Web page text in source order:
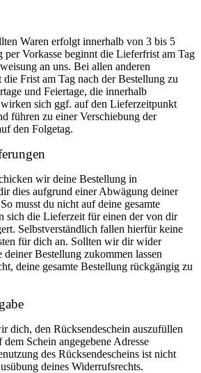
Waren erfolgt innerhalb von 3 bis 5
per Vorkasse beginnt die Lieferfrist am Tag
an uns. Bei allen anderen
Frist am Tag nach der Bestellung zu
und Feiertage, die innerhalb
sich ggf. auf den Lieferzeitpunkt
führen zu einer Verschiebung der
den Folgetag.
wir deine Bestellung in
dies aufgrund einer Abwägung deiner
musst du nicht auf deine gesamte
sich die Lieferzeit für einen der von dir
Selbstverständlich fallen hierfür keine
für dich an. Sollten wir dir wider
Bestellung zukommen lassen
deine gesamte Bestellung rückgängig zu
dich, den Rücksendeschein auszufüllen
Schein angegebene Adresse
des Rücksendescheins ist nicht
deines Widerrufsrechts.